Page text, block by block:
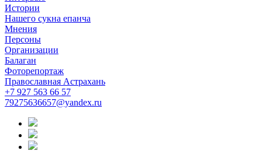
Истории
Нашего сукна епанча
Мнения
Персоны
Организации
Балаган
Фоторепортаж
Православная Астрахань
+7 927 563 66 57
79275636657@yandex.ru